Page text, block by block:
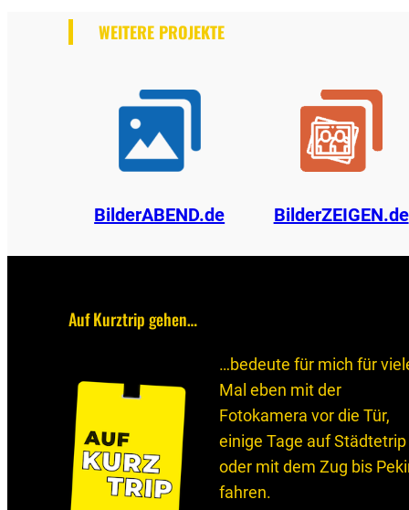
WEITERE PROJEKTE
BilderABEND.de BilderZEIGEN.de
Auf Kurztrip gehen…
…bedeute für mich für
Mal eben mit der
Fotokamera vor die Tür,
einige Tage auf Städtetrip
oder mit dem Zug bis
fahren.